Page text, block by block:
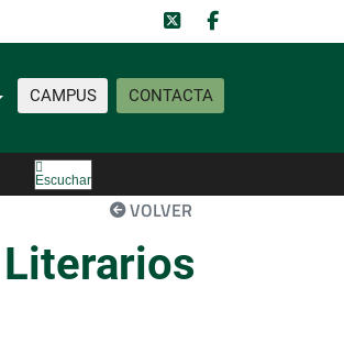
CAMPUS CONTACTA
Escuchar
VOLVER